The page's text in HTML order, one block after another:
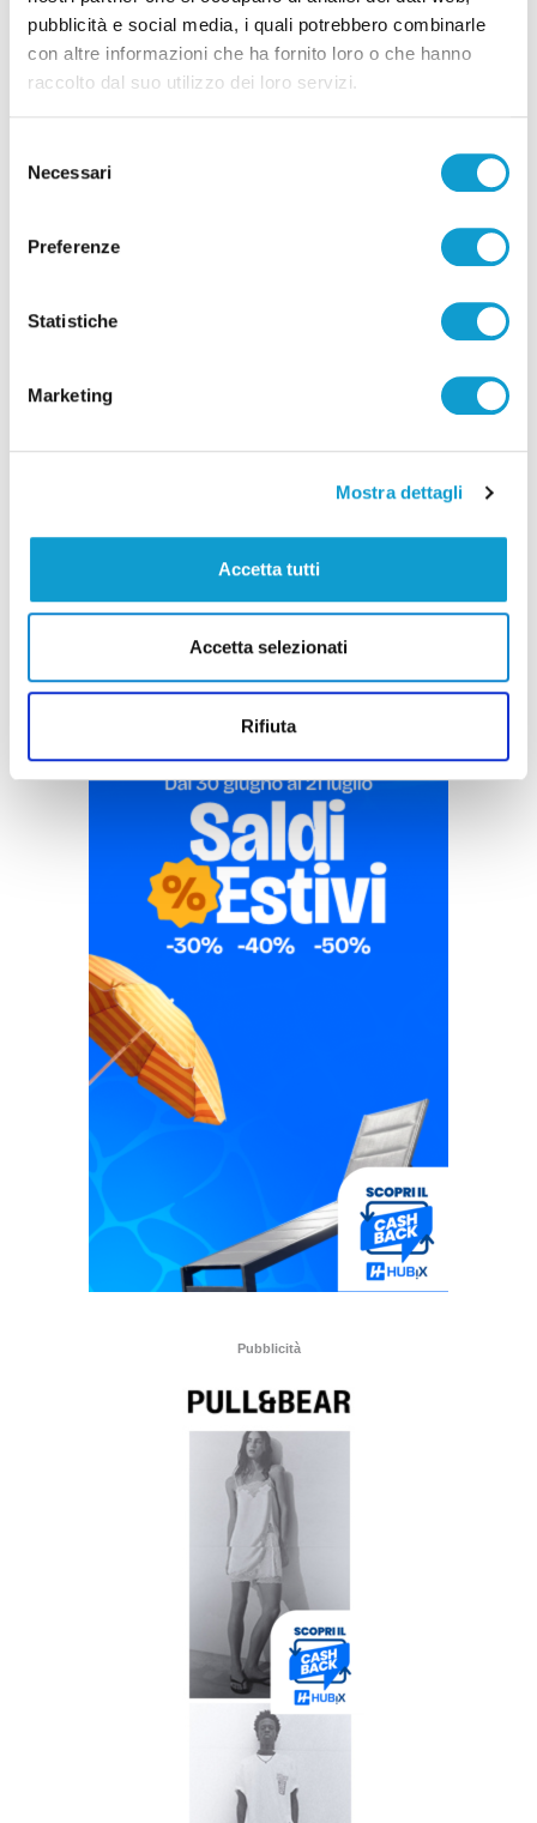
pubblicità e social media, i quali potrebbero combinarle
con altre informazioni che ha fornito loro o che hanno
raccolto dal suo utilizzo dei loro servizi.
delNecessari
Preferenze
Statistiche
Marketing
Mostra dettagli
Accetta tutti
Accetta selezionati
Rifiuta
Ascoli Piceno - Pennelli volano sui cavi
albero
Pubblicità